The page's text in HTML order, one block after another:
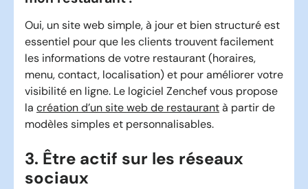
Oui, un site web simple, à jour et bien structuré est
essentiel pour que les clients trouvent facilement
les informations de votre restaurant (horaires,
menu, contact, localisation) et pour améliorer votre
visibilité en ligne. Le logiciel Zenchef vous propose
la création d’un site web de restaurantà partir de
modèles simples et personnalisables.
3. Être actif sur les réseaux
sociaux